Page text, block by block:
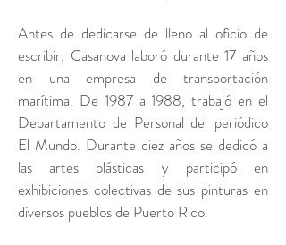
Antes de dedicarse de lleno al oficio de
escribir, Casanova laboró durante 17 años
en una empresa de transportación
marítima. De 1987 a 1988, trabajó en el
Departamento de Personal del periódico
El Mundo. Durante diez años se dedicó a
las artes plásticas y participó en
exhibiciones colectivas de sus pinturas en
diversos pueblos de Puerto Rico.